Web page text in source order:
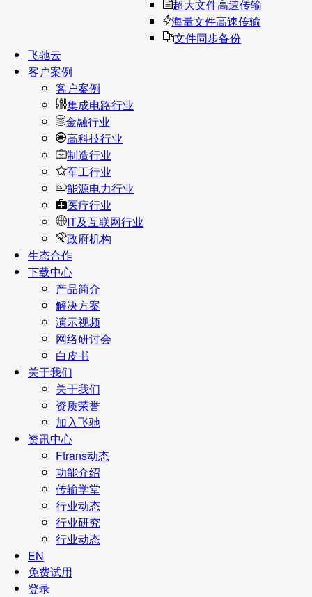
超大文件高速传输
海量文件高速传输
文件同步备份
飞驰云
客户案例
客户案例
集成电路行业
金融行业
高科技行业
制造行业
军工行业
能源电力行业
医疗行业
IT及互联网行业
政府机构
生态合作
下载中心
产品简介
解决方案
演示视频
网络研讨会
白皮书
关于我们
关于我们
资质荣誉
加入飞驰
资讯中心
Ftrans动态
功能介绍
传输学堂
行业动态
行业研究
行业动态
EN
免费试用
登录